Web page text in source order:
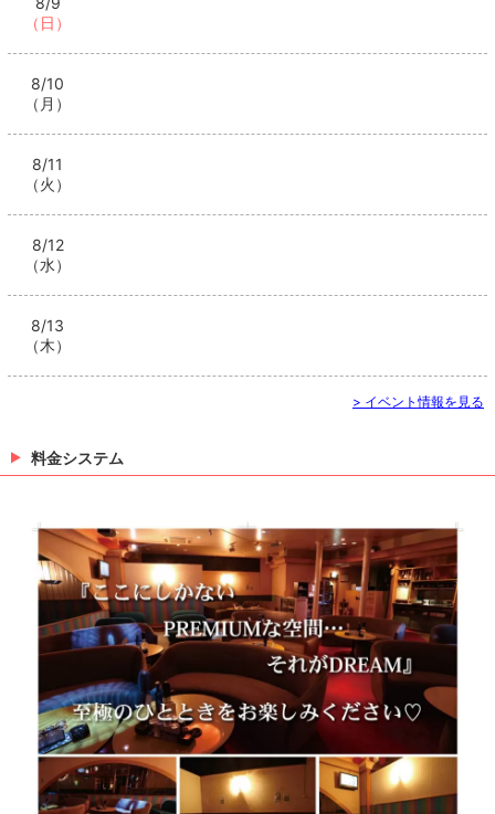
（日）
8/10
（月）
8/11
（火）
8/12
（水）
8/13
（木）
> イベント情報を見る
料金システム